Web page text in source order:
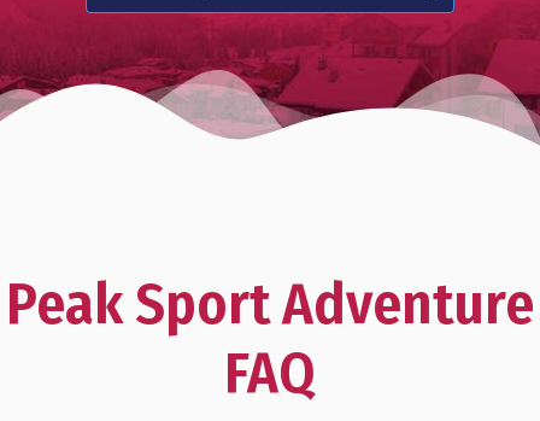
Peak Sport Adventure
FAQ